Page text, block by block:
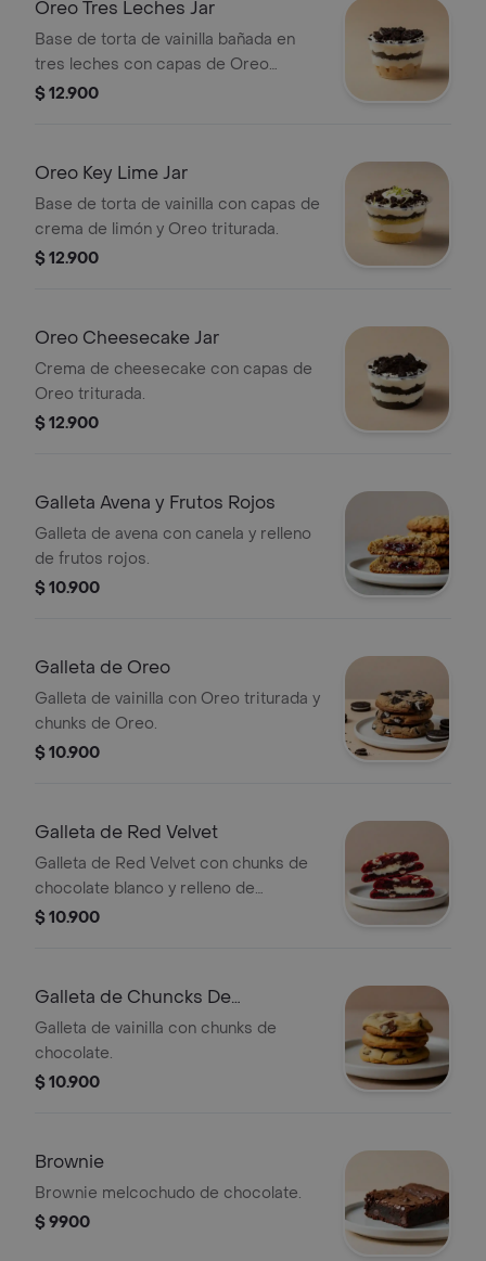
Oreo Tres Leches Jar
Base de torta de vainilla bañada en
tres leches con capas de Oreo
triturada.
$ 12.900
Oreo Key Lime Jar
Base de torta de vainilla con capas de
crema de limón y Oreo triturada.
$ 12.900
Oreo Cheesecake Jar
Crema de cheesecake con capas de
Oreo triturada.
$ 12.900
Galleta Avena y Frutos Rojos
Galleta de avena con canela y relleno
de frutos rojos.
$ 10.900
Galleta de Oreo
Galleta de vainilla con Oreo triturada y
chunks de Oreo.
$ 10.900
Galleta de Red Velvet
Galleta de Red Velvet con chunks de
chocolate blanco y relleno de
Cheesecake.
$ 10.900
Galleta de Chuncks De
Chocolate
Galleta de vainilla con chunks de
chocolate.
$ 10.900
Brownie
Brownie melcochudo de chocolate.
$ 9900